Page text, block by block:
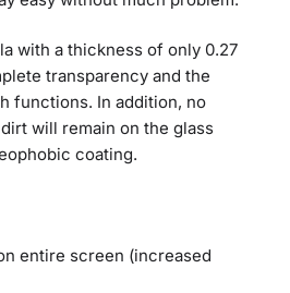
with a thickness of only 0.27
transparency and the
functions. In addition, no
will remain on the glass
coating.
entire screen (increased